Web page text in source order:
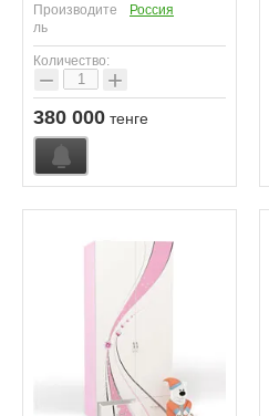
Производите
ль
Россия
Количество:
− +
380 000 тенге